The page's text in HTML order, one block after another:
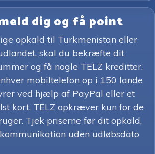
dig og få point
opkald til Turkmenistan eller
skal du bekræfte dit
og få nogle TELZ kreditter.
mobiltelefon op i 150 lande
ved hjælp af PayPal eller et
kort. TELZ opkræver kun for de
Tjek priserne før dit opkald,
uden udløbsdato